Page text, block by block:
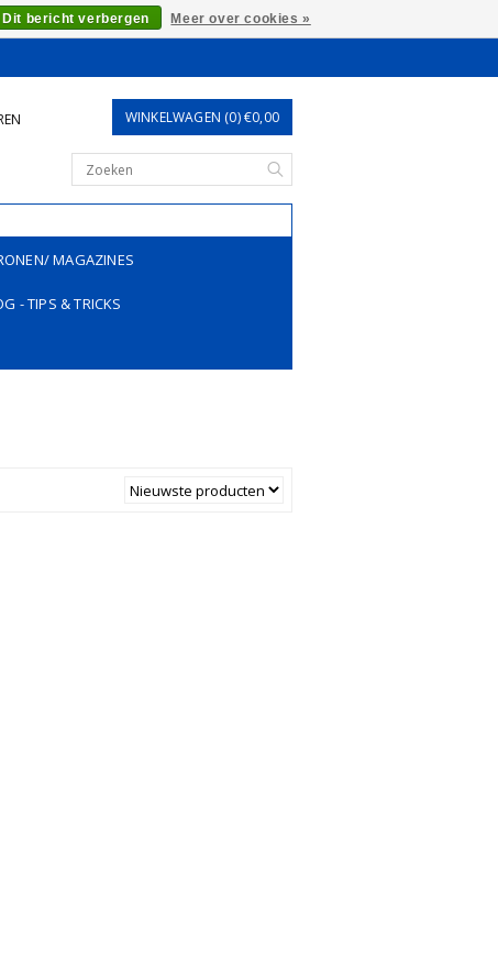
WINKELWAGEN (0) €0,00
MAGAZINES
- TIPS & TRICKS
Dit bericht verbergen Meer over cookies »